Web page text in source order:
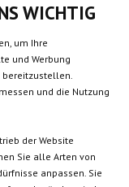
WICHTIG
um Ihre
und Werbung
bereitzustellen.
und die Nutzung
der Website
Sie alle Arten von
anpassen. Sie